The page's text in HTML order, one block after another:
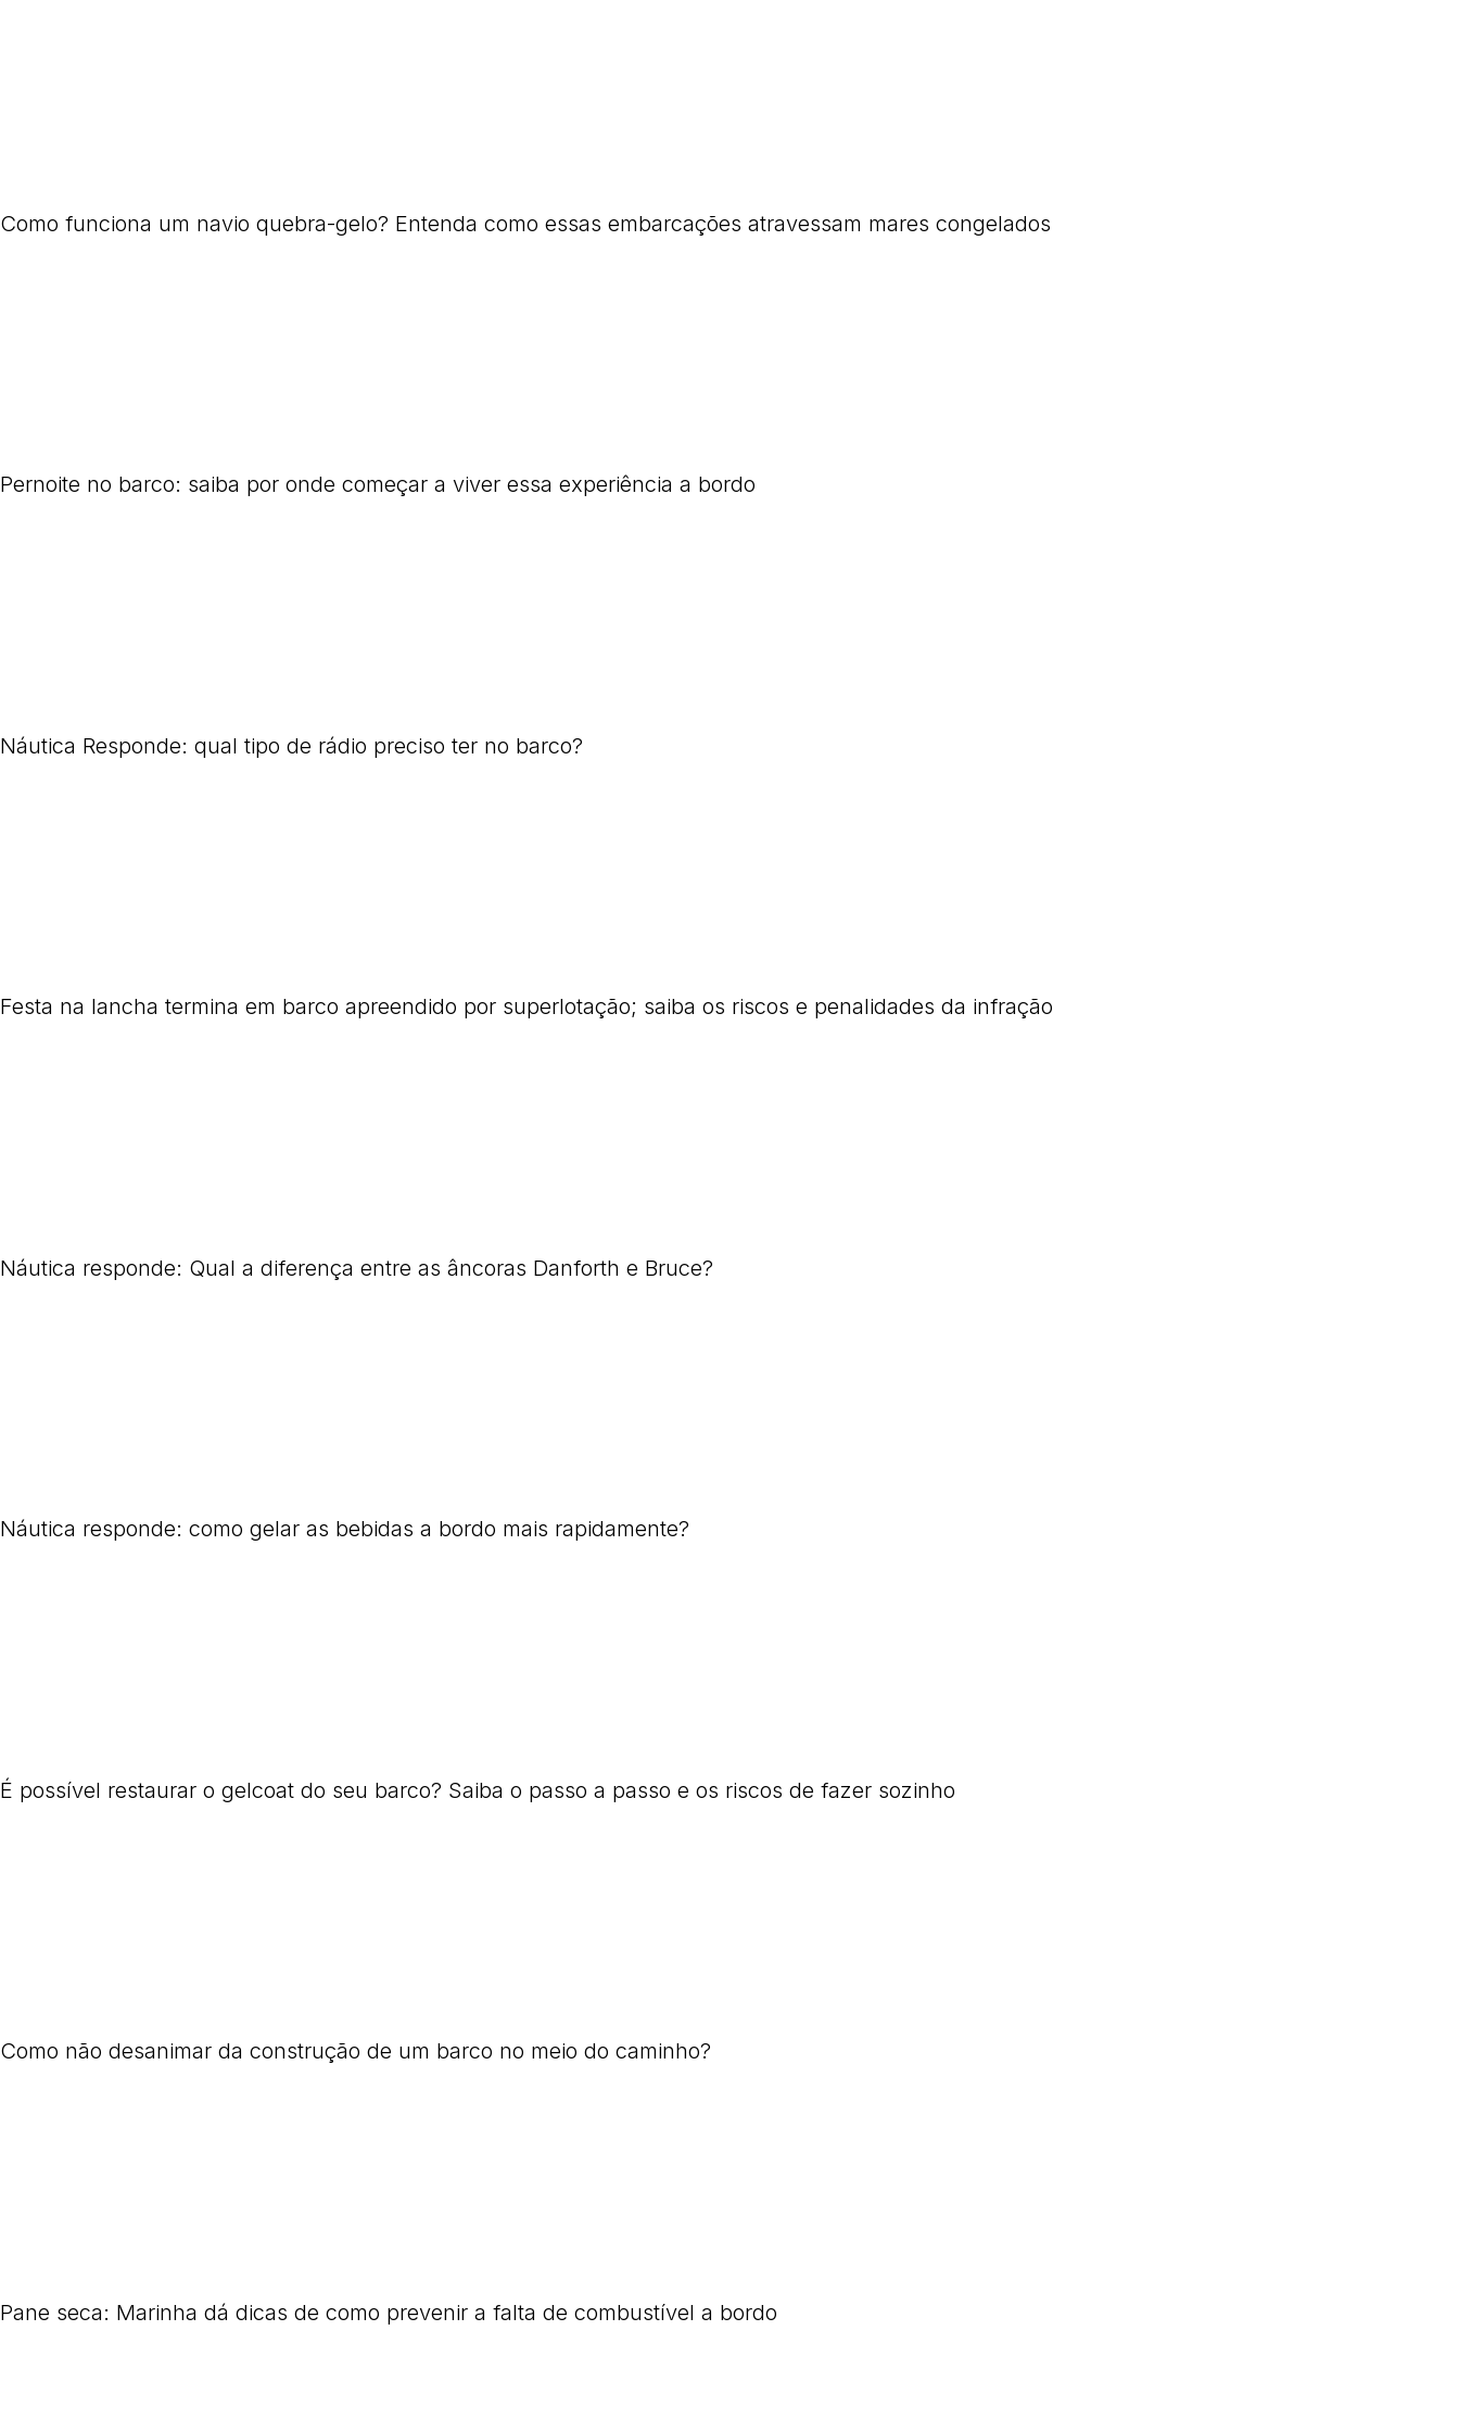
Como funciona um navio quebra-gelo? Entenda como essas embarcações atravessam mares congelados
Pernoite no barco: saiba por onde começar a viver essa experiência a bordo
Náutica Responde: qual tipo de rádio preciso ter no barco?
Festa na lancha termina em barco apreendido por superlotação; saiba os riscos e penalidades da infração
Náutica responde: Qual a diferença entre as âncoras Danforth e Bruce?
Náutica responde: como gelar as bebidas a bordo mais rapidamente?
É possível restaurar o gelcoat do seu barco? Saiba o passo a passo e os riscos de fazer sozinho
Como não desanimar da construção de um barco no meio do caminho?
Pane seca: Marinha dá dicas de como prevenir a falta de combustível a bordo